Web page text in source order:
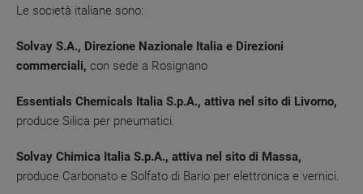
Le società italiane sono:
Solvay S.A., Direzione Nazionale Italia e Direzioni
commerciali, con sede a Rosignano
Essentials Chemicals Italia S.p.A., attiva nel sito di Livorno,
produce Silica per pneumatici.
Solvay Chimica Italia S.p.A., attiva nel sito di Massa,
produce Carbonato e Solfato di Bario per elettronica e vernici.